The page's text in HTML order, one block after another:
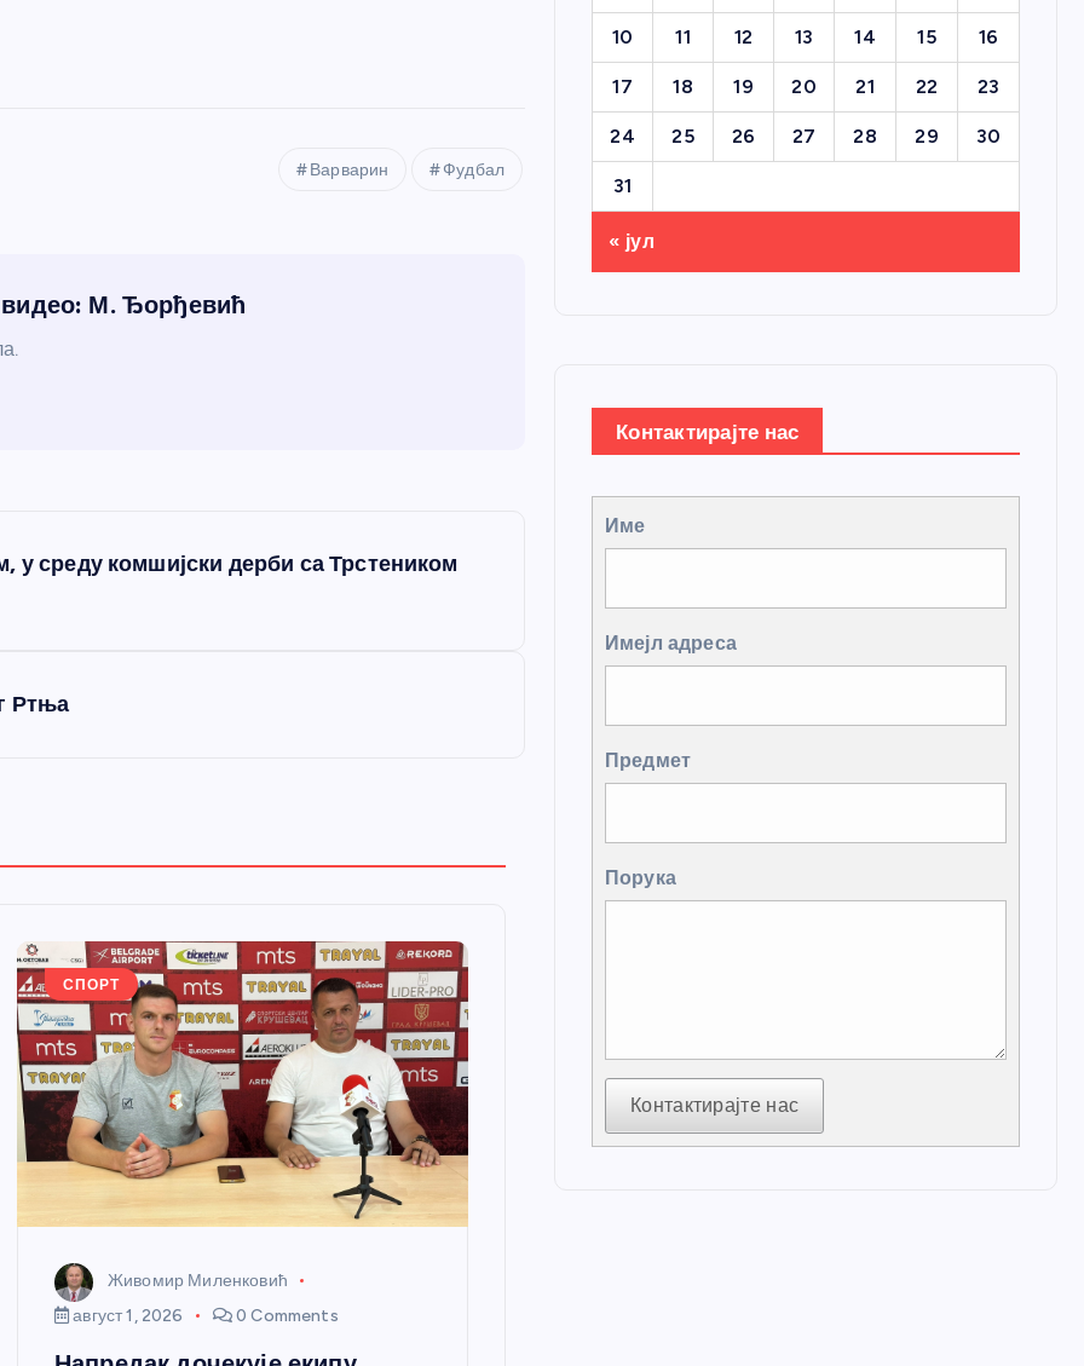
Варварин Фудбал
М. Ђорђевић
среду комшијски дерби са Трстеником
Ртња
СПОРТ
Живомир Миленковић
август 1, 2026
0 Comments
10 11 12 13 14 15 16
17 18 19 20 21 22 23
24 25 26 27 28 29 30
31
« јул
Контактирајте нас
Име
Имејл адреса
Предмет
Порука
Контактирајте нас